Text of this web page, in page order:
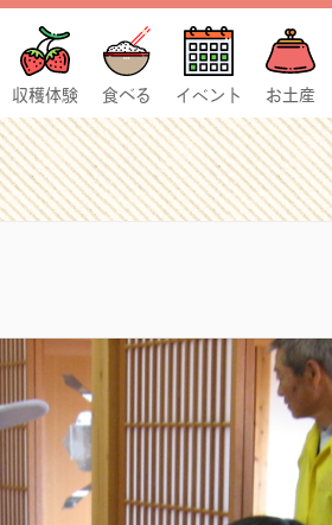
収穫体験 食べる イベント お土産